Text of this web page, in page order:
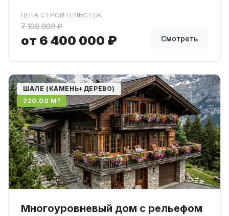
ЦЕНА СТРОИТЕЛЬСТВА
7 100 000 ₽
от 6 400 000 ₽ Смотреть
ШАЛЕ (КАМЕНЬ+ДЕРЕВО)
220.00 М²
Многоуровневый дом с рельефом